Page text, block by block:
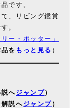
です。
、リビング鑑賞
。
リー・ポッター」
を もっと見る ）
へジャンプ）
解説へジャンプ ）